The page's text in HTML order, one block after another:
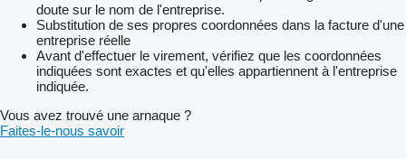
doute sur le nom de l'entreprise.
Substitution de ses propres coordonnées dans la facture d'une
entreprise réelle
Avant d'effectuer le virement, vérifiez que les coordonnées
indiquées sont exactes et qu'elles appartiennent à l'entreprise
indiquée.
Vous avez trouvé une arnaque ?
Faites-le-nous savoir